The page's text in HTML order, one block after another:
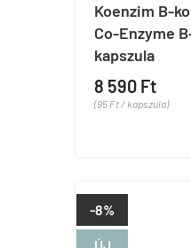
Koenzim B-
Co-Enzyme
kapszula
8 590 Ft
(95 Ft / kapszula)
-8%